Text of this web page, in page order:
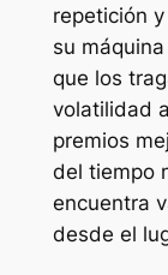
repetición
su
que los
volatilidad
premios
del tiempo
encuentra
desde el